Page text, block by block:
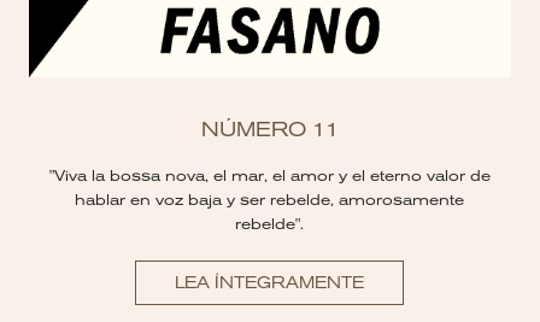
NÚMERO 11
"Viva la bossa nova, el mar, el amor y el eterno valor de
hablar en voz baja y ser rebelde, amorosamente
rebelde".
LEA ÍNTEGRAMENTE